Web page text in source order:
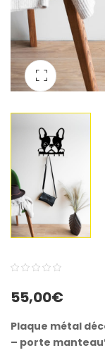
out
based
55,00€
Plaque métal
– porte